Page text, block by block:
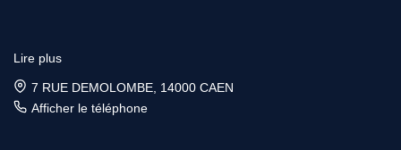
Lire plus
7 RUE DEMOLOMBE, 14000 CAEN
Afficher le téléphone